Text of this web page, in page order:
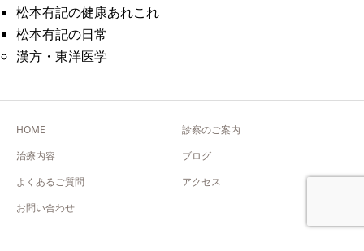
松本有記の健康あれこれ
松本有記の日常
漢方・東洋医学
HOME
診察のご案内
治療内容
ブログ
よくあるご質問
アクセス
お問い合わせ